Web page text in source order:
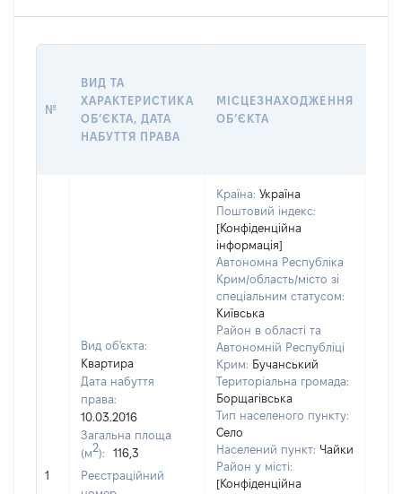
№
ВИД ТА
ХАРАКТЕРИСТИКА
ОБʼЄКТА, ДАТА
НАБУТТЯ ПРАВА
МІСЦЕЗНАХОДЖЕННЯ
ОБʼЄКТА
1
Вид об'єкта:
Квартира
Дата набуття
права:
10.03.2016
Загальна площа
(м2):
116,3
Реєстраційний
Країна: Україна
Поштовий індекс:
[Конфіденційна
інформація]
Автономна Республіка
Крим/область/місто зі
спеціальним статусом:
Київська
Район в області та
Автономній Республіці
Крим: Бучанський
Територіальна громада:
Борщагівська
Тип населеного пункту:
Село
Населений пункт: Чайки
Район у місті:
[Конфіденційна